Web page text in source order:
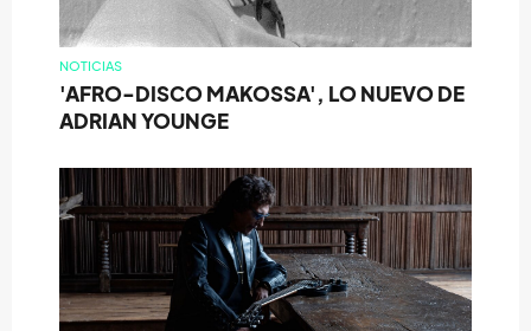
NOTICIAS
'AFRO-DISCO MAKOSSA', LO NUEVO DE
ADRIAN YOUNGE